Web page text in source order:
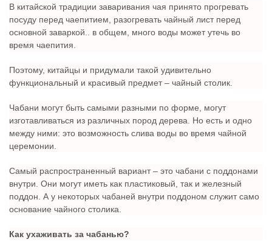
В китайской традиции заваривания чая принято прогревать
посуду перед чаепитием, разогревать чайный лист перед
основной заваркой.. в общем, много воды может утечь во
время чаепития.
Поэтому, китайцы и придумали такой удивительно
функциональный и красивый предмет – чайный столик.
Чабани могут быть самыми разными по форме, могут
изготавливаться из различных пород дерева. Но есть и одно
между ними: это возможность слива воды во время чайной
церемонии.
Самый распространенный вариант – это чабани с поддонами
внутри. Они могут иметь как пластиковый, так и железный
поддон. А у некоторых чабаней внутри поддоном служит само
основание чайного столика.
Как ухаживать за чабанью?